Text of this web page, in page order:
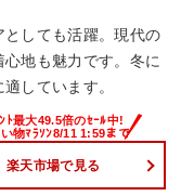
しても活躍。現代の
地も魅力です。冬に
しています。
楽天市場で見る